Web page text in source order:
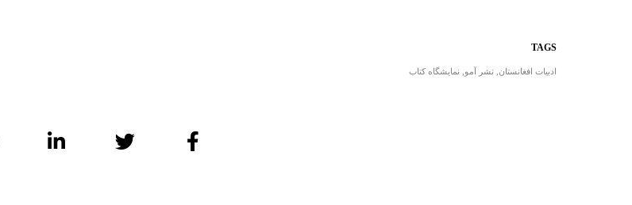
TAGS
ادبیات افغانستان نشر آمو نمایشگاه کتاب